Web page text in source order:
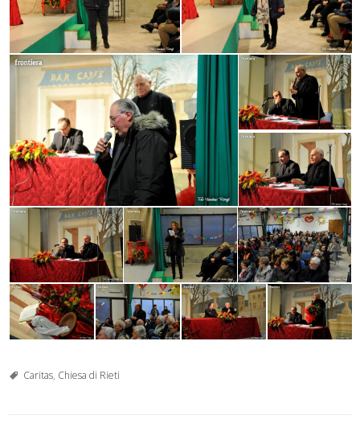
Caritas, Chiesa di Rieti